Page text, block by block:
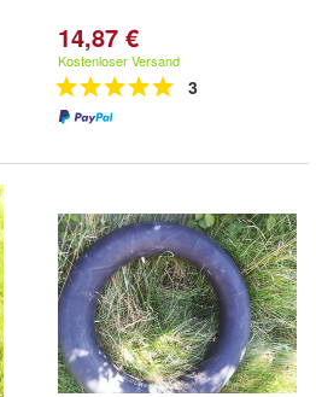
14,87 €
Kostenloser Versand
3